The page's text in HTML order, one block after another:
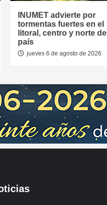
INUMET advierte por
tormentas fuertes en el
litoral, centro y norte del
país
jueves 6 de agosto de 2026